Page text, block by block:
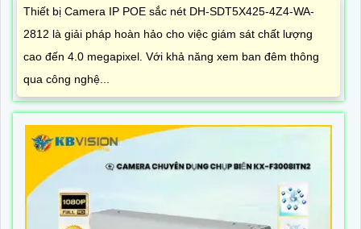
Thiết bị Camera IP POE sắc nét DH-SDT5X425-4Z4-WA-
2812 là giải pháp hoàn hảo cho việc giám sát chất lượng
cao đến 4.0 megapixel. Với khả năng xem ban đêm thông
qua công nghệ...